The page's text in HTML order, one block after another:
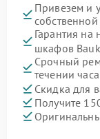
Привезем и
Гарантия
шкафов
Срочный
течении часа
Скидка для
Получите